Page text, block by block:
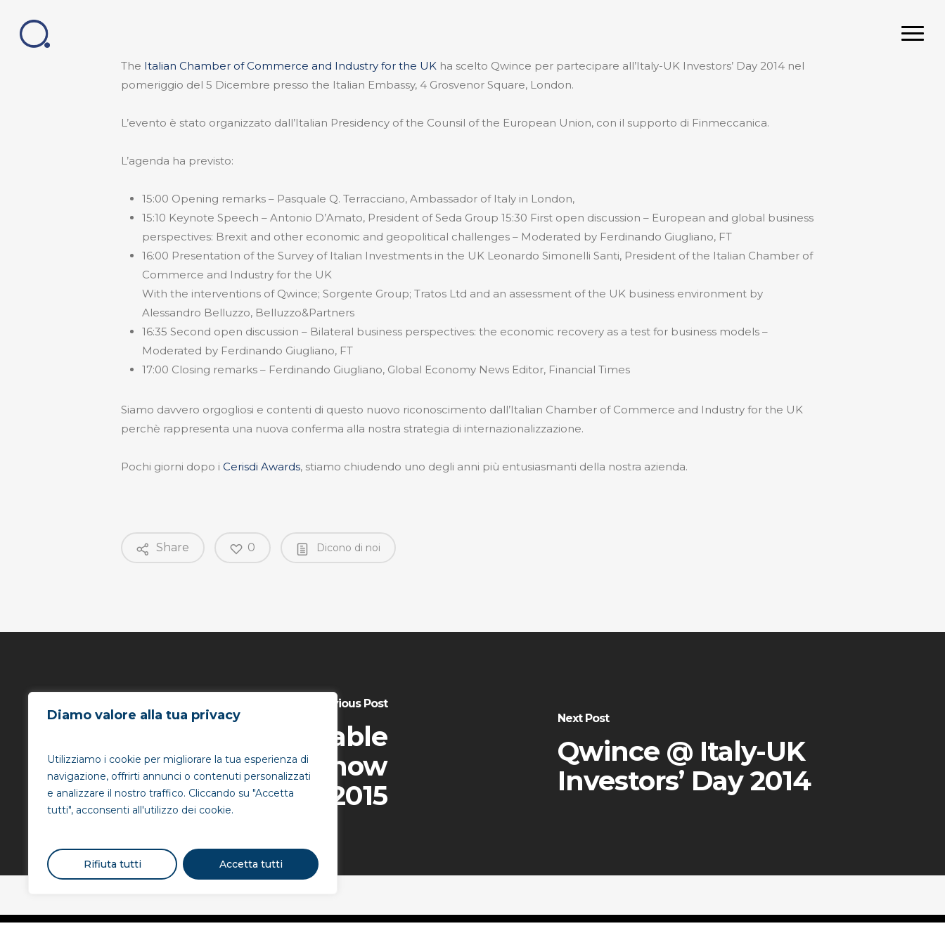
Diamo valore alla tua privacy
Utilizziamo i cookie per migliorare la tua esperienza di
navigazione, offrirti annunci o contenuti personalizzati
e analizzare il nostro traffico. Cliccando su "Accetta
tutti", acconsenti all'utilizzo dei cookie.
Rifiuta tutti Accetta tutti
main
Menu
The Italian Chamber of Commerce and Industry for the UK ha scelto Qwince per partecipare all’Italy-UK Investors’ Day 2014 nel
pomeriggio del 5 Dicembre presso the Italian Embassy, 4 Grosvenor Square, London.
L’evento è stato organizzato dall’Italian Presidency of the Counsil of the European Union, con il supporto di Finmeccanica.
L’agenda ha previsto:
15:00 Opening remarks – Pasquale Q. Terracciano, Ambassador of Italy in London,
15:10 Keynote Speech – Antonio D’Amato, President of Seda Group 15:30 First open discussion – European and global business
perspectives: Brexit and other economic and geopolitical challenges – Moderated by Ferdinando Giugliano, FT
16:00 Presentation of the Survey of Italian Investments in the UK Leonardo Simonelli Santi, President of the Italian Chamber of
Commerce and Industry for the UK
With the interventions of Qwince; Sorgente Group; Tratos Ltd and an assessment of the UK business environment by
Alessandro Belluzzo, Belluzzo&Partners
16:35 Second open discussion – Bilateral business perspectives: the economic recovery as a test for business models –
Moderated by Ferdinando Giugliano, FT
17:00 Closing remarks – Ferdinando Giugliano, Global Economy News Editor, Financial Times
Siamo davvero orgogliosi e contenti di questo nuovo riconoscimento dall’Italian Chamber of Commerce and Industry for the UK
perchè rappresenta una nuova conferma alla nostra strategia di internazionalizzazione.
Pochi giorni dopo i Cerisdi Awards, stiamo chiudendo uno degli anni più entusiasmanti della nostra azienda.
Share 0 Dicono di noi
Previous Post
Qwince @ Wearable
Technology Show
2015
Next Post
Qwince @ Italy-UK
Investors’ Day 2014